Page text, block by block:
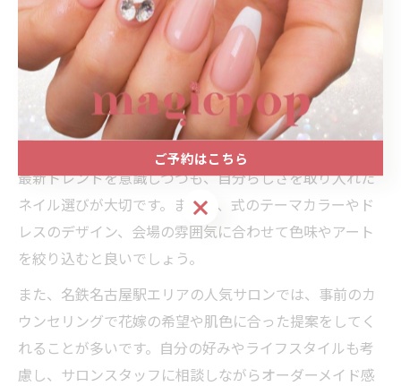
ーバル型のフォルムも、指先を細く長く見せる効果があ
るため人気です。自分の肌色やドレスに合うデザインを
選ぶことが、失敗しないコツです。
トレンドの中で自分らしいブライダルネイルを選ぶ方
法
最新トレンドを意識しつつも、自分らしさを取り入れた
ネイル選びが大切です。まずは、式のテーマカラーやド
レスのデザイン、会場の雰囲気に合わせて色味やアート
を絞り込むと良いでしょう。
また、名鉄名古屋駅エリアの人気サロンでは、事前のカ
ウンセリングで花嫁の希望や肌色に合った提案をしてく
れることが多いです。自分の好みやライフスタイルも考
慮し、サロンスタッフに相談しながらオーダーメイド感
ご予約はこちら
ご予約はこちら